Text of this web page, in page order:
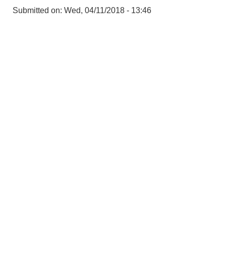
Submitted on: Wed, 04/11/2018 - 13:46